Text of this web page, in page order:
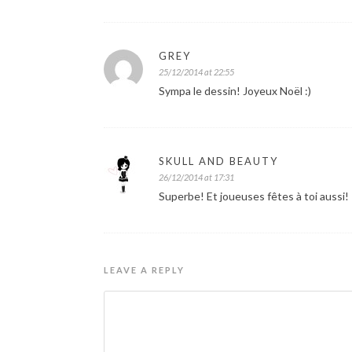
GREY
25/12/2014 at 22:55
Sympa le dessin! Joyeux Noël :)
SKULL AND BEAUTY
26/12/2014 at 17:31
Superbe! Et joueuses fêtes à toi aussi!
LEAVE A REPLY